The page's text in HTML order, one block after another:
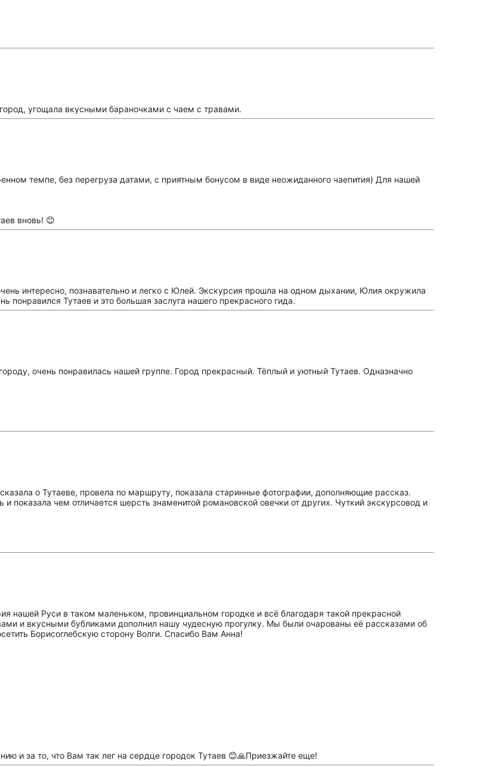
угощала вкусными бараночками с чаем с травами.
темпе, без перегруза датами, с приятным бонусом в виде неожиданного чаепития) Для нашей
вновь! 😊
интересно, познавательно и легко с Юлей. Экскурсия прошла на одном дыхании, Юлия окружила
Тутаев и это большая заслуга нашего прекрасного гида.
очень понравилась нашей группе. Город прекрасный. Тёплый и уютный Тутаев. Одназначно
о Тутаеве, провела по маршруту, показала старинные фотографии, дополняющие рассказ.
показала чем отличается шерсть знаменитой романовской овечки от других. Чуткий экскурсовод и
нашей Руси в таком маленьком, провинциальном городке и всё благодаря такой прекрасной
и вкусными бубликами дополнил нашу чудесную прогулку. Мы были очарованы её рассказами об
Борисоглебскую сторону Волги. Спасибо Вам Анна!
и за то, что Вам так лег на сердце городок Тутаев 😊🙏Приезжайте еще!